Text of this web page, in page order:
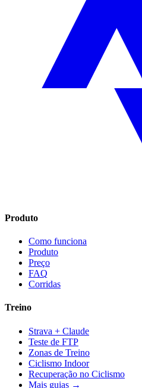
Produto
Como funciona
Produto
Preço
FAQ
Corridas
Treino
Strava + Claude
Teste de FTP
Zonas de Treino
Ciclismo Indoor
Recuperação no Ciclismo
Mais guias →